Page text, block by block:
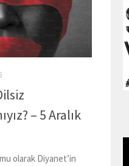
– 5 Aralık
olarak Diyanet’in